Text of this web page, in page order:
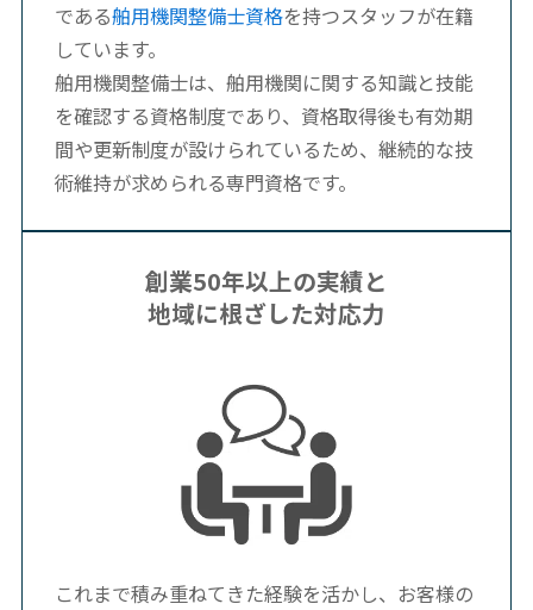
である舶用機関整備士資格を持つスタッフが在籍
しています。
舶用機関整備士は、舶用機関に関する知識と技能
を確認する資格制度であり、資格取得後も有効期
間や更新制度が設けられているため、継続的な技
術維持が求められる専門資格です。
創業50年以上の実績と
地域に根ざした対応力
これまで積み重ねてきた経験を活かし、お客様の